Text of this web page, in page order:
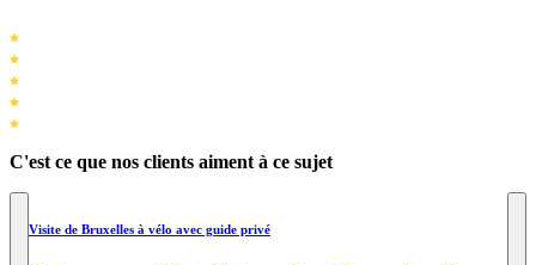
C'est ce que nos clients aiment à ce sujet
Visite de Bruxelles à vélo avec guide privé